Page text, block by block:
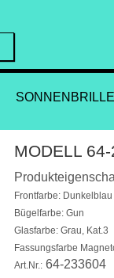
MODELL
Frontfarbe: Dunkelblau
Bügelfarbe: Gun
Glasfarbe: Grau, Kat.3
Fassungsfarbe
Art.Nr.: 64-233604